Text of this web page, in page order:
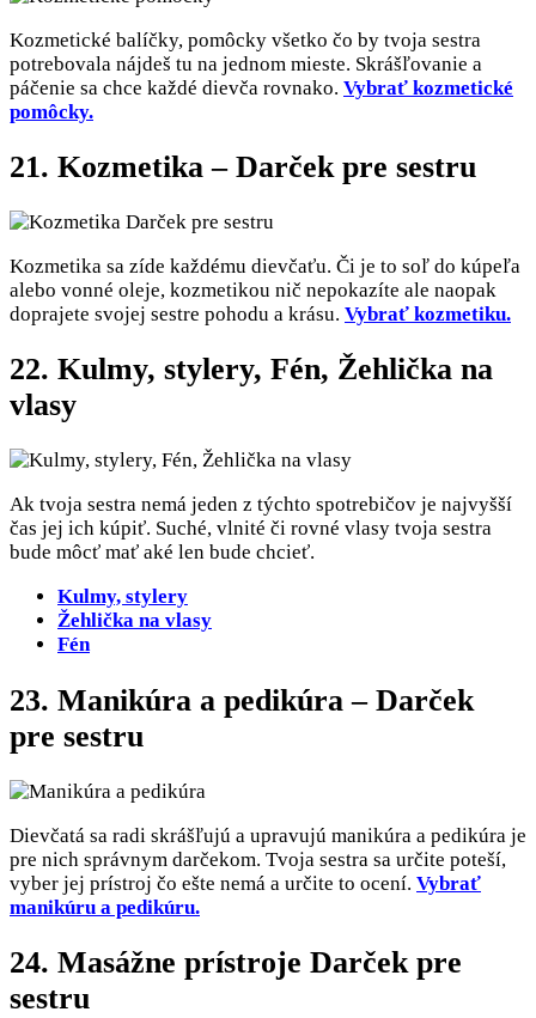
Kozmetické balíčky, pomôcky všetko čo by tvoja sestra
potrebovala nájdeš tu na jednom mieste. Skrášľovanie a
páčenie sa chce každé dievča rovnako. Vybrať kozmetické
pomôcky.
21. Kozmetika – Darček pre sestru
Kozmetika sa zíde každému dievčaťu. Či je to soľ do kúpeľa
alebo vonné oleje, kozmetikou nič nepokazíte ale naopak
doprajete svojej sestre pohodu a krásu. Vybrať kozmetiku.
22. Kulmy, stylery, Fén, Žehlička na
vlasy
Ak tvoja sestra nemá jeden z týchto spotrebičov je najvyšší
čas jej ich kúpiť. Suché, vlnité či rovné vlasy tvoja sestra
bude môcť mať aké len bude chcieť.
Kulmy, stylery
Žehlička na vlasy
Fén
23. Manikúra a pedikúra – Darček
pre sestru
Dievčatá sa radi skrášľujú a upravujú manikúra a pedikúra je
pre nich správnym darčekom. Tvoja sestra sa určite poteší,
vyber jej prístroj čo ešte nemá a určite to ocení. Vybrať
manikúru a pedikúru.
24. Masážne prístroje Darček pre
sestru